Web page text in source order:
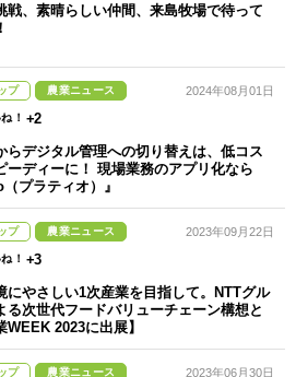
戦、素晴らしい仲間、来島牧場で待って
プ 農業ニュース
+2
2024年08月01日
らデジタル管理への切り替えは、低コス
ーディーに！ 現場業務のアプリ化なら
（プラティオ）』
プ 農業ニュース
+3
2023年09月22日
にやさしい1次産業を目指して。NTTグル
る次世代フードバリューチェーン構想と
WEEK 2023に出展】
プ 農業ニュース 2023年06月30日